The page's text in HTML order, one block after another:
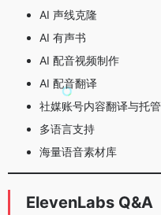
AI 声线克隆
AI 有声书
AI 配音视频制作
AI 配音翻译
社媒账号内容翻译与托管
多语言支持
海量语音素材库
ElevenLabs Q&A